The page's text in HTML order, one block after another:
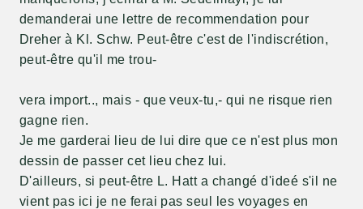
demanderai une lettre de recommendation pour
Dreher à Kl. Schw. Peut-être c'est de l'indiscrétion,
peut-être qu'il me trou-
vera import.., mais - que veux-tu,- qui ne risque rien
gagne rien.
Je me garderai lieu de lui dire que ce n'est plus mon
dessin de passer cet lieu chez lui.
D'ailleurs, si peut-être L. Hatt a changé d'ideé s'il ne
vient pas ici je ne ferai pas seul les voyages en